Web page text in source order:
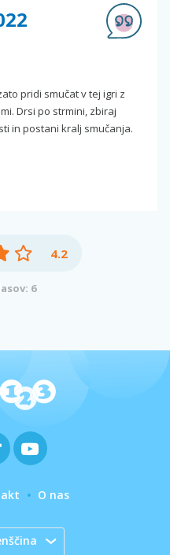
pridi smučat v tej igri z
Drsi po strmini, zbiraj
in postani kralj smučanja.
4.2
6
O nas